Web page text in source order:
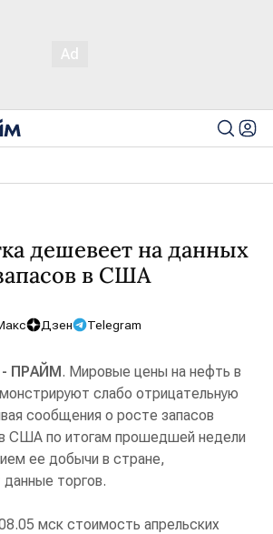
дешевеет на данных
в США
Дзен Telegram
ПРАЙМ. Мировые цены на нефть в
слабо отрицательную
сообщения о росте запасов
США по итогам прошедшей недели
ее добычи в стране,
торгов.
мск стоимость апрельских